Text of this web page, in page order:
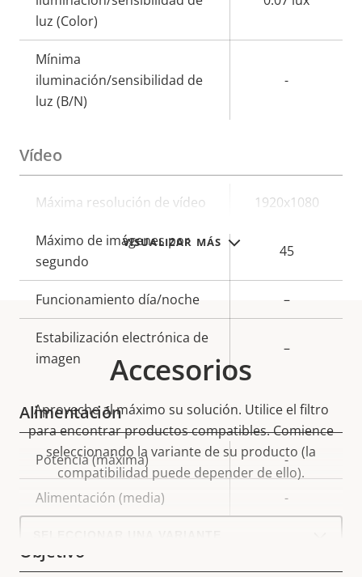
VISUALIZAR MÁS
luz (Color)
Mínima
iluminación/sensibilidad de
luz (B/N)
-
Vídeo
Descripción
propiedad
Valor de
propiedad
Máxima resolución de vídeo 1920x1080
Máximo de imágenes por
segundo
45
Funcionamiento día/noche –
Estabilización electrónica de
imagen
–
Alimentación
Descripción
de
propiedad
Valor de
la
propiedad
Potencia (máxima) -
Alimentación (media) -
Objetivo
Accesorios
Aproveche al máximo su solución. Utilice el filtro
para encontrar productos compatibles.Comience
seleccionando la variante de su producto (la
compatibilidad puede depender de ello).
Select
product
variant: